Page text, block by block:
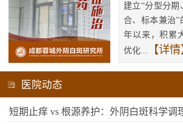
建立“分型分
合、标本兼治”
年以来，积累
优化...
【详情
医院动态
短期止痒 vs 根源养护：外阴白斑科学调